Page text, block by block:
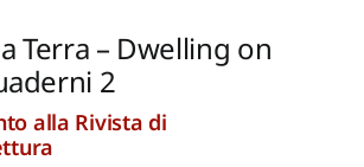
Terra – Dwelling on
2
alla Rivista di